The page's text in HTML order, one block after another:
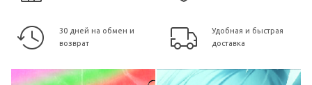
30 дней на обмен и
возврат
Удобная и быстрая
доставка